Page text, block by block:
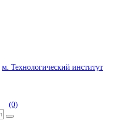
м. Технологический институт
(0)